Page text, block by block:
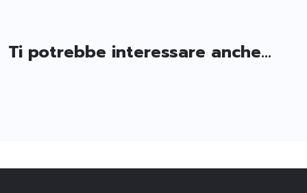
Ti potrebbe interessare anche...